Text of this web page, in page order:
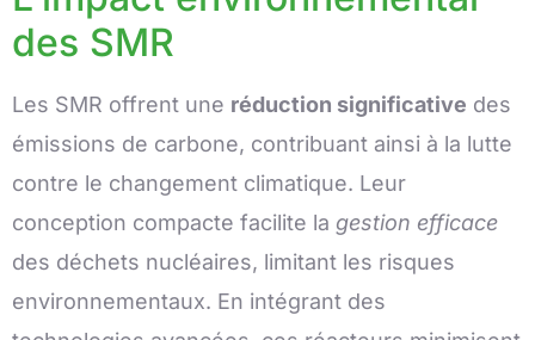
des SMR
Les SMR offrent une réduction significative des
émissions de carbone, contribuant ainsi à la lutte
contre le changement climatique. Leur
conception compacte facilite la gestion efficace
des déchets nucléaires, limitant les risques
environnementaux. En intégrant des